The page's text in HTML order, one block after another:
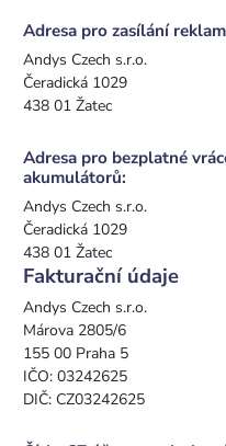
Adresa pro zasílání
Andys Czech s.r.o.
Čeradická 1029
438 01 Žatec
Adresa pro bezplatné
akumulátorů:
Andys Czech s.r.o.
Čeradická 1029
438 01 Žatec
Fakturační údaje
Andys Czech s.r.o.
Márova 2805/6
155 00 Praha 5
IČO: 03242625
DIČ: CZ03242625